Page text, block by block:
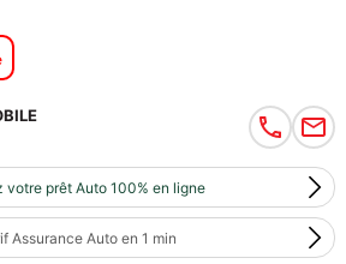
votre prêt Auto 100% en ligne
Assurance Auto en 1 min